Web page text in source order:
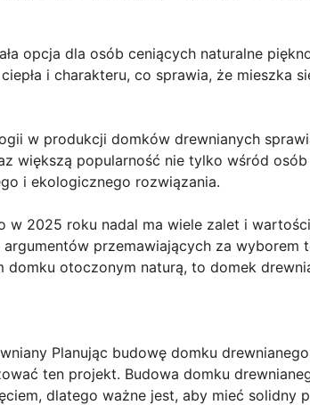
opcja dla osób ceniących naturalne
i charakteru, co sprawia, że mieszka
w produkcji domków drewnianych
większą popularność nie tylko wśród
i ekologicznego rozwiązania.
w 2025 roku nadal ma wiele zalet i
przemawiających za wyborem
domku otoczonym naturą, to domek
Planując budowę domku
ten projekt. Budowa domku
dlatego ważne jest, aby mieć solidny